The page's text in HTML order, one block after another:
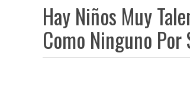
Hay Niños Muy
Como Ninguno Por